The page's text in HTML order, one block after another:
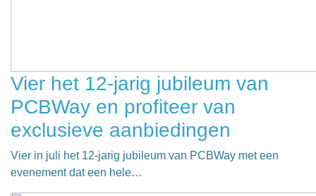
Vier het 12-jarig jubileum van
PCBWay en profiteer van
exclusieve aanbiedingen
Vier in juli het 12-jarig jubileum van PCBWay met een
evenement dat een hele…